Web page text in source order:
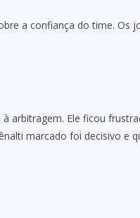
a confiança do time. Os
arbitragem. Ele ficou
marcado foi decisivo e